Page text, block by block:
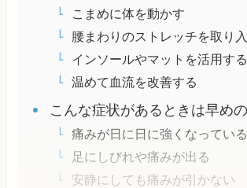
こまめに体を動かす
腰まわりのストレッチを取り
インソールやマットを活用する
温めて血流を改善する
こんな症状があるときは早め
痛みが日に日に強くなっている
足にしびれや痛みが出る
安静にしても痛みが引かない